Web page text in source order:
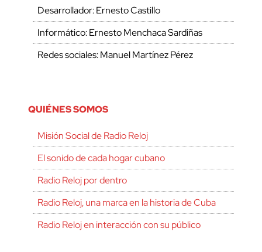
Desarrollador: Ernesto Castillo
Informático: Ernesto Menchaca Sardiñas
Redes sociales: Manuel Martínez Pérez
QUIÉNES SOMOS
Misión Social de Radio Reloj
El sonido de cada hogar cubano
Radio Reloj por dentro
Radio Reloj, una marca en la historia de Cuba
Radio Reloj en interacción con su público